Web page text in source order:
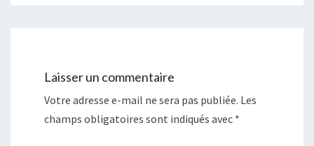
Laisser un commentaire
Votre adresse e-mail ne sera pas publiée. Les
champs obligatoires sont indiqués avec *